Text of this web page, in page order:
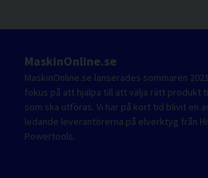
MaskinOnline.se
MaskinOnline.se lanserades sommaren
fokus på att hjälpa till att välja rätt produkt
som ska utföras. Vi har på kort tid blivit en
ledande leverantörerna på elverktyg från
Powertools.